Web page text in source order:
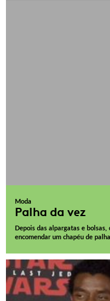
Moda
Palha da vez
Depois das alpargatas e bolsas,
encomendar um chapéu de